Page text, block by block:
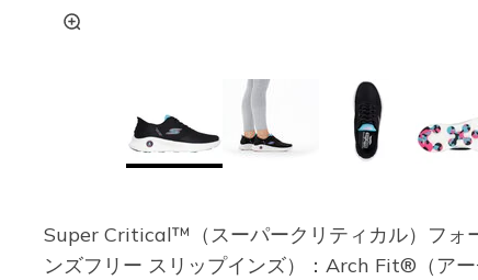
Super Critical™（スーパークリティカル）フォ
ンズフリー スリップインズ）：Arch Fit®（ア